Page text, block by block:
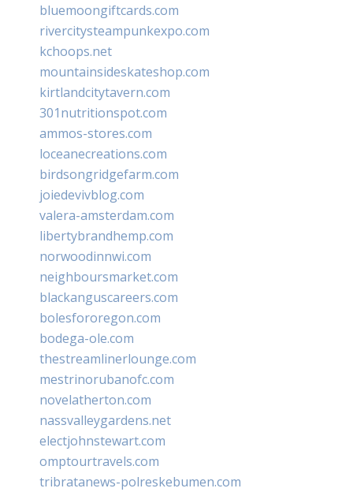
bluemoongiftcards.com
rivercitysteampunkexpo.com
kchoops.net
mountainsideskateshop.com
kirtlandcitytavern.com
301nutritionspot.com
ammos-stores.com
loceanecreations.com
birdsongridgefarm.com
joiedevivblog.com
valera-amsterdam.com
libertybrandhemp.com
norwoodinnwi.com
neighboursmarket.com
blackanguscareers.com
bolesfororegon.com
bodega-ole.com
thestreamlinerlounge.com
mestrinorubanofc.com
novelatherton.com
nassvalleygardens.net
electjohnstewart.com
omptourtravels.com
tribratanews-polreskebumen.com